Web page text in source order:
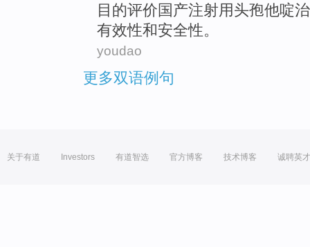
目的评价国产注射用头孢他啶
有效性和安全性。
youdao
更多双语例句
关于有道 Investors 有道智选 官方博客 技术博客 诚聘英才